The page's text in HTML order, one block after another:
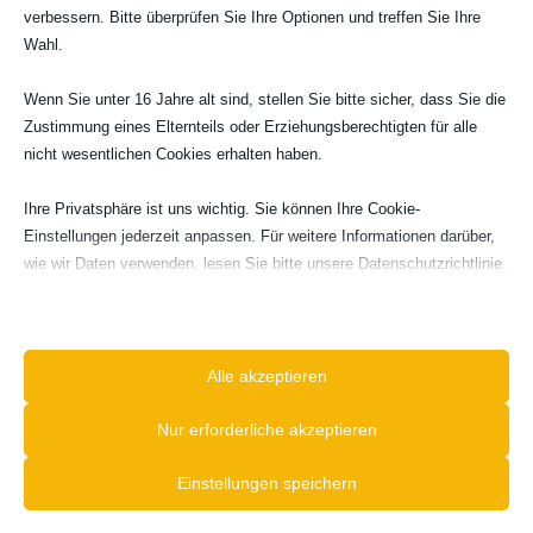
Das sollten Sie sich fragen:
Wie ist die Wirkung nach innen
(Mitarbeiterbindung/
Wie ist die Wirkung nach außen
verbessern. Bitte überprüfen Sie Ihre Optionen und treffen Sie Ihre
Wahl.
Wenn Sie unter 16 Jahre alt sind, stellen Sie bitte sicher, dass Sie die
Zustimmung eines Elternteils oder Erziehungsberechtigten für alle
nicht wesentlichen Cookies erhalten haben.
Ihre Privatsphäre ist uns wichtig. Sie können Ihre Cookie-
Einstellungen jederzeit anpassen. Für weitere Informationen darüber,
wie wir Daten verwenden, lesen Sie bitte unsere Datenschutzrichtlinie.
Beachten Sie, dass das Deaktivieren bestimmter Arten von Cookies
Ihr Erlebnis auf der Website und die von uns angebotenen Dienste
beeinträchtigen kann.
Alle akzeptieren
Nur erforderliche akzeptieren
Einstellungen speichern